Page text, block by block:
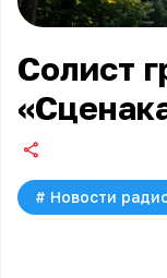
Солист
# Новости